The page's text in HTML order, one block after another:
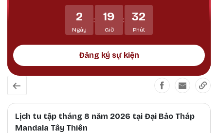
thoái, tiêu trừ các thế lực gây chướng ngại đối
với Phật pháp và, dẫn dắt các hành giả và bảo vệ
họ tránh khỏi tất cả các vô minh và mê lầm.
2
Ngày
: 19
Giờ
: 32
Phút
Đăng ký sự kiện
Lịch tu tập tháng 8 năm 2026 tại Đại Bảo Tháp
Mandala Tây Thiên